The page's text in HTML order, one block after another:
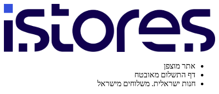
אתר מוצפן
דף התשלום מאובטח
חנות ישראלית. משלוחים מישראל